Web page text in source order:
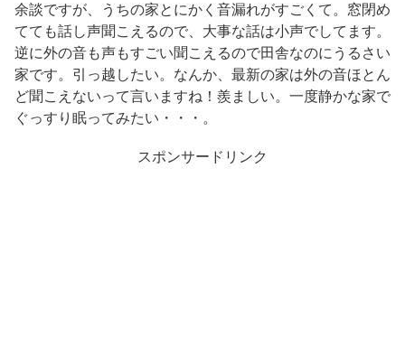
余談ですが、うちの家とにかく音漏れがすごくて。窓閉め
てても話し声聞こえるので、大事な話は小声でしてます。
逆に外の音も声もすごい聞こえるので田舎なのにうるさい
家です。引っ越したい。なんか、最新の家は外の音ほとん
ど聞こえないって言いますね！羨ましい。一度静かな家で
ぐっすり眠ってみたい・・・。
スポンサードリンク